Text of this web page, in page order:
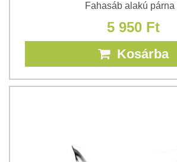
Fahasáb alakú párna II
5 950 Ft
Kosárba